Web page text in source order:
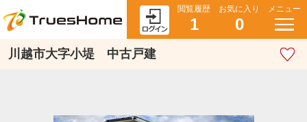
閲覧履歴
1
お気に入り
0
メニュー
川越市大字小堤 中古戸建